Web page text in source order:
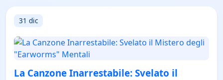
31 dic
La Canzone Inarrestabile: Svelato il